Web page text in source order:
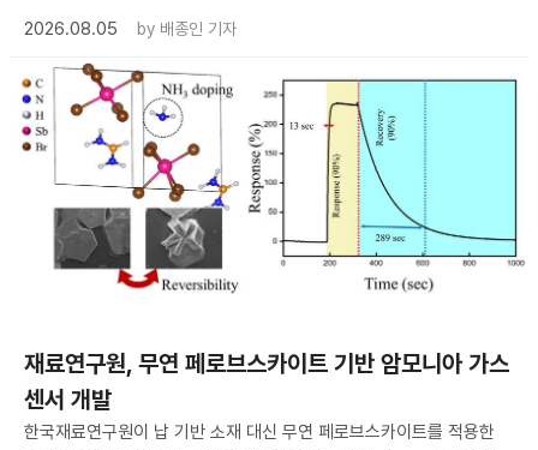
2026.08.05
by 배종인 기자
재료연구원, 무연 페로브스카이트 기반 암모니아 가스
센서 개발
한국재료연구원이 납 기반 소재 대신 무연 페로브스카이트를 적용한